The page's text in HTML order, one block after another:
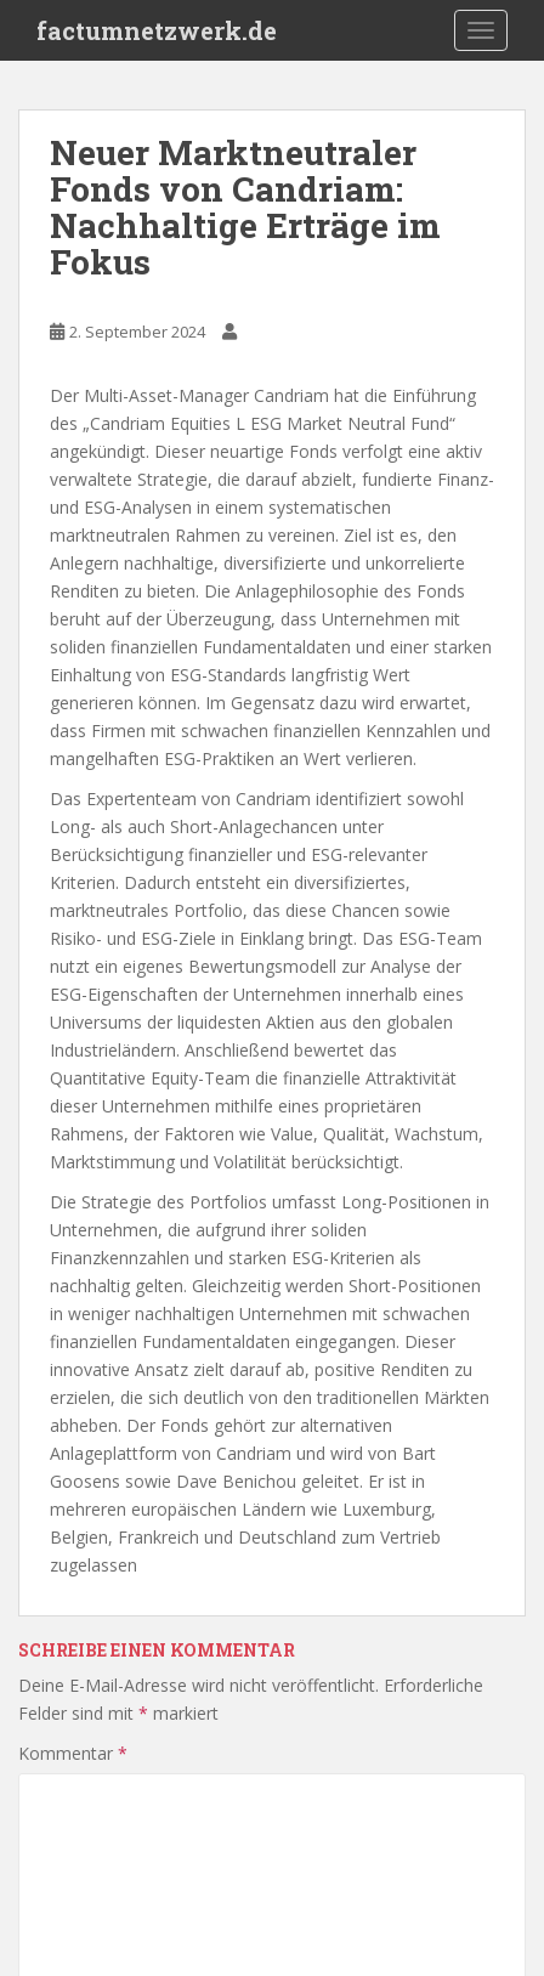
i
factumnetzwerk.de
Neuer Marktneutraler
Fonds von Candriam:
Nachhaltige Erträge im
Fokus
2. September 2024
Der Multi-Asset-Manager Candriam hat die Einführung
des „Candriam Equities L ESG Market Neutral Fund“
angekündigt. Dieser neuartige Fonds verfolgt eine aktiv
verwaltete Strategie, die darauf abzielt, fundierte Finanz-
und ESG-Analysen in einem systematischen
marktneutralen Rahmen zu vereinen. Ziel ist es, den
Anlegern nachhaltige, diversifizierte und unkorrelierte
Renditen zu bieten. Die Anlagephilosophie des Fonds
beruht auf der Überzeugung, dass Unternehmen mit
soliden finanziellen Fundamentaldaten und einer starken
Einhaltung von ESG-Standards langfristig Wert
generieren können. Im Gegensatz dazu wird erwartet,
dass Firmen mit schwachen finanziellen Kennzahlen und
mangelhaften ESG-Praktiken an Wert verlieren.
Das Expertenteam von Candriam identifiziert sowohl
Long- als auch Short-Anlagechancen unter
Berücksichtigung finanzieller und ESG-relevanter
Kriterien. Dadurch entsteht ein diversifiziertes,
marktneutrales Portfolio, das diese Chancen sowie
Risiko- und ESG-Ziele in Einklang bringt. Das ESG-Team
nutzt ein eigenes Bewertungsmodell zur Analyse der
ESG-Eigenschaften der Unternehmen innerhalb eines
Universums der liquidesten Aktien aus den globalen
Industrieländern. Anschließend bewertet das
Quantitative Equity-Team die finanzielle Attraktivität
dieser Unternehmen mithilfe eines proprietären
Rahmens, der Faktoren wie Value, Qualität, Wachstum,
Marktstimmung und Volatilität berücksichtigt.
Die Strategie des Portfolios umfasst Long-Positionen in
Unternehmen, die aufgrund ihrer soliden
Finanzkennzahlen und starken ESG-Kriterien als
nachhaltig gelten. Gleichzeitig werden Short-Positionen
in weniger nachhaltigen Unternehmen mit schwachen
finanziellen Fundamentaldaten eingegangen. Dieser
innovative Ansatz zielt darauf ab, positive Renditen zu
erzielen, die sich deutlich von den traditionellen Märkten
abheben. Der Fonds gehört zur alternativen
Anlageplattform von Candriam und wird von Bart
Goosens sowie Dave Benichou geleitet. Er ist in
mehreren europäischen Ländern wie Luxemburg,
Belgien, Frankreich und Deutschland zum Vertrieb
zugelassen
SCHREIBE EINEN KOMMENTAR
Deine E-Mail-Adresse wird nicht veröffentlicht. Erforderliche
Felder sind mit * markiert
Kommentar *